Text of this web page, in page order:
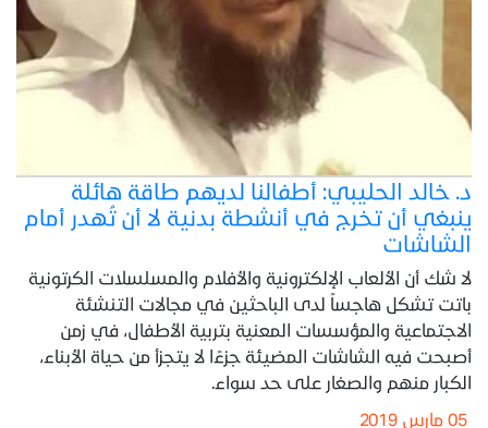
د. خالد الحليبي: أطفالنا لديهم طاقة هائلة
ينبغي أن تخرج في أنشطة بدنية لا أن تُهدر أمام
الشاشات
لا شك أن الألعاب الإلكترونية والأفلام والمسلسلات الكرتونية
باتت تشكل هاجساً لدى الباحثين في مجالات التنشئة
الاجتماعية والمؤسسات المعنية بتربية الأطفال، في زمن
أصبحت فيه الشاشات المضيئة جزءًا لا يتجزأ من حياة الأبناء،
الكبار منهم والصغار على حد سواء.